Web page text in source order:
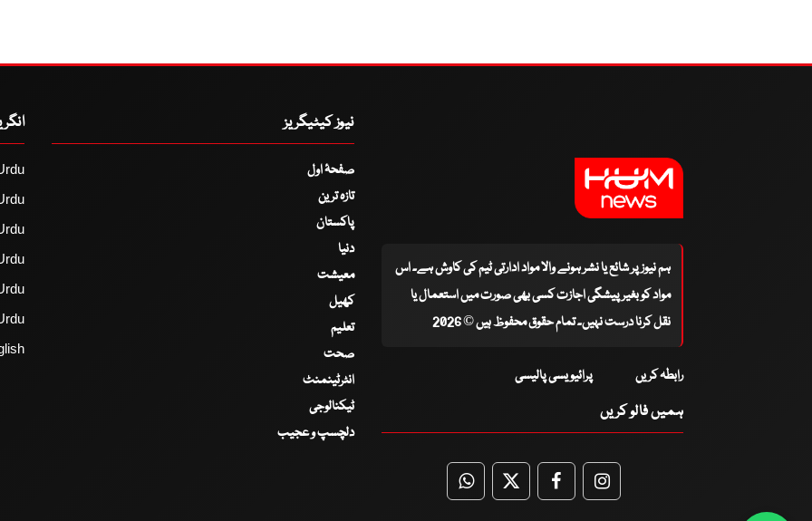
ہم نیوز پر شائع یا نشر ہونے والا مواد ادارتی ٹیم کی کاوش ہے۔ اس
مواد کو بغیر پیشگی اجازت کسی بھی صورت میں استعمال یا
نقل کرنا درست نہیں۔ تمام حقوق محفوظ ہیں © 2026
رابطہ کریں پرائیویسی پالیسی
ہمیں فالو کریں
WhatsApp
TwitterFacebookFacebook
نیوز کیٹیگریز
صفحۂ اول
تازہ ترین
پاکستان
دنیا
معیشت
کھیل
تعلیم
صحت
انٹرٹینمنٹ
ٹیکنالوجی
دلچسپ و عجیب